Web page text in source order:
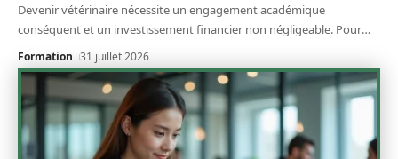
Devenir vétérinaire nécessite un engagement académique
conséquent et un investissement financier non négligeable. Pour…
Formation 31 juillet 2026